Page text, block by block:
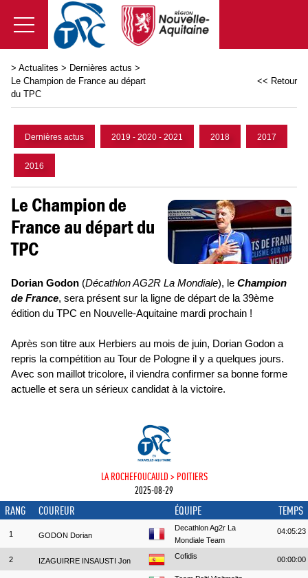
> Actualites > Dernières actus >
Le Champion de France au départ
du TPC
<< Retour
Dernières actus 2019 - 2020 - 2021 2018 2017
2016
Le Champion de
France au départ du
TPC
Dorian Godon (Décathlon AG2R La Mondiale), le Champion
de France, sera présent sur la ligne de départ de la 39ème
édition du TPC en Nouvelle-Aquitaine mardi prochain !
Après son titre aux Herbiers au mois de juin, Dorian Godon a
repris la compétition au Tour de Pologne il y a quelques jours.
Avec son maillot tricolore, il viendra confirmer sa bonne forme
actuelle et sera un sérieux candidat à la victoire.
LA ROCHEFOUCAULD > POITIERS
2025-08-29
RANG COUREUR ÉQUIPE TEMPS
1 GODON Dorian 04:05:23
Decathlon Ag2r La
Mondiale Team
2 IZAGUIRRE INSAUSTI Jon 00:00:00
Cofidis